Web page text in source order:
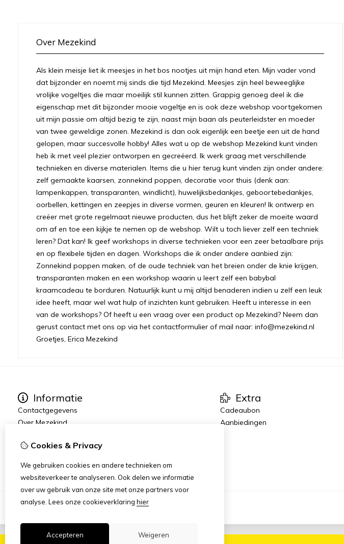
Over Mezekind
Als klein meisje liet ik meesjes in het bos nootjes uit mijn hand eten. Mijn vader vond
dat bijzonder en noemt mij sinds die tijd Mezekind. Meesjes zijn heel beweeglijke
vrolijke vogeltjes die maar moeilijk stil kunnen zitten. Grappig genoeg deel ik die
eigenschap met dit bijzonder mooie vogeltje en is ook deze webshop voortgekomen
uit mijn passie om altijd bezig te zijn, naast mijn baan als peuterleidster en moeder
van twee geweldige zonen. Mezekind is dan ook eigenlijk een beetje een uit de hand
gelopen, maar succesvolle hobby! Alles wat u op de webshop Mezekind kunt vinden
heb ik met veel plezier ontworpen en gecreëerd. Ik werk graag met verschillende
technieken en diverse materialen. Items die u hier terug kunt vinden zijn onder andere:
zelf gemaakte kaarsen, zonnekind poppen, decoratie voor thuis (denk aan:
lampenkappen, transparanten, windlicht), huwelijksbedankjes, geboortebedankjes,
oorbellen, kettingen en zeepjes in diverse vormen, geuren en kleuren! Ik ontwerp en
creëer met grote regelmaat nieuwe producten, dus het blijft zeker de moeite waard
om af en toe een kijkje te nemen op de webshop. Wilt u toch liever zelf een techniek
leren? Dat kan! Ik geef workshops in diverse technieken voor een zeer betaalbare prijs
en op flexibele tijden en dagen. Workshops die ik onder andere aanbied zijn:
Zonnekind poppen maken, of de oude techniek van het breien onder de knie krijgen,
transparanten maken en een workshop waarin u leert zelf een babybal
kraamcadeau te borduren. Natuurlijk kunt u mij altijd benaderen indien u zelf een leuk
idee heeft, maar wel wat hulp of inzichten kunt gebruiken. Heeft u interesse in een
van de workshops? Of heeft u een vraag over een product op Mezekind? Neem dan
gerust contact met ons op via het contactformulier of mail naar: info@mezekind.nl
Groetjes, Erica Mezekind
Informatie
Contactgegevens
Over Mezekind
Algemene voorwaarden
Extra
Cadeaubon
Aanbiedingen
Cookies & Privacy
We gebruiken cookies en andere technieken om
websiteverkeer te analyseren. Ook delen we informatie
over uw gebruik van onze site met onze partners voor
analyse. Lees onze cookieverklaring hier
Accepteren Weigeren